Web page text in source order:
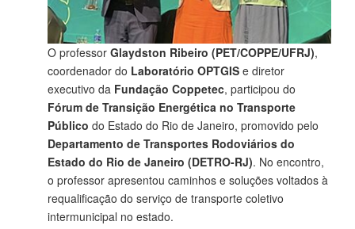
O professor Glaydston Ribeiro (PET/COPPE/UFRJ),
coordenador do Laboratório OPTGIS e diretor
executivo da Fundação Coppetec, participou do
Fórum de Transição Energética no Transporte
Público do Estado do Rio de Janeiro, promovido pelo
Departamento de Transportes Rodoviários do
Estado do Rio de Janeiro (DETRO-RJ). No encontro,
o professor apresentou caminhos e soluções voltados à
requalificação do serviço de transporte coletivo
intermunicipal no estado.